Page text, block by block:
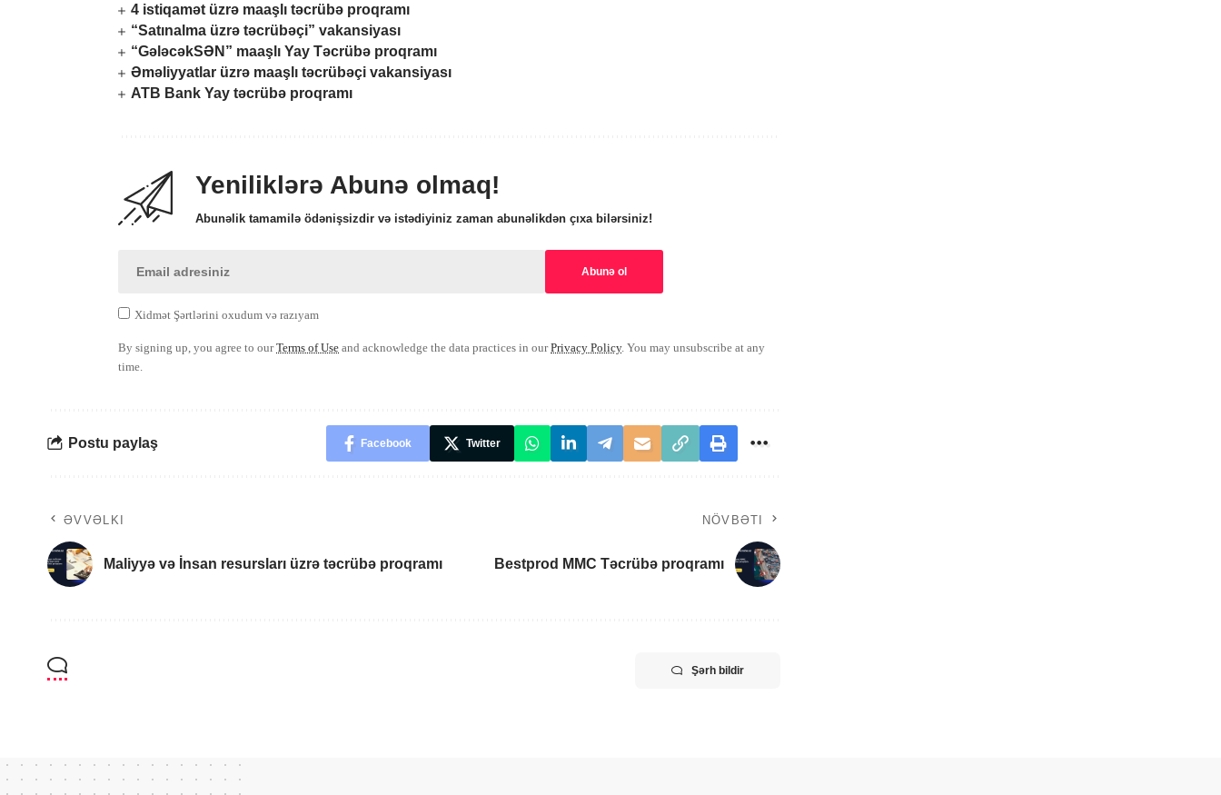
4 istiqamət üzrə maaşlı təcrübə proqramı
“Satınalma üzrə təcrübəçi” vakansiyası
“GələcəkSƏN” maaşlı Yay Təcrübə proqramı
Əməliyyatlar üzrə maaşlı təcrübəçi vakansiyası
ATB Bank Yay təcrübə proqramı
Yeniliklərə Abunə olmaq!
Abunəlik tamamilə ödənişsizdir və istədiyiniz zaman abunəlikdən çıxa bilərsiniz!
Xidmət Şərtlərini oxudum və razıyam
By signing up, you agree to ourTerms of Use and acknowledge the data practices in ourPrivacy Policy. You may unsubscribe at any
time.
Postu paylaş Facebook Twitter
ƏVVƏLKI
Maliyyə və İnsan resursları üzrə təcrübə proqramı
NÖVBƏTI
Bestprod MMC Təcrübə proqramı
Şərh bildir